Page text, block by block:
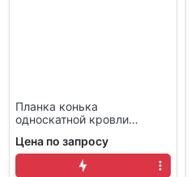
Планка конька
односкатной кровли
Цена по запросу